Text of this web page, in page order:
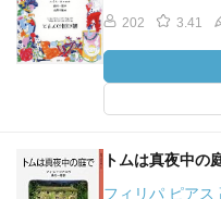
202 3.41
トムは真夜中の
フィリパ ピアス